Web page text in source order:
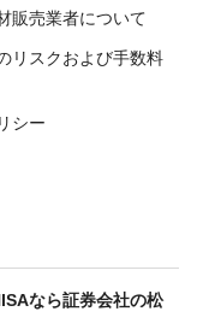
販売業者について
リスクおよび手数料
シー
なら証券会社の松